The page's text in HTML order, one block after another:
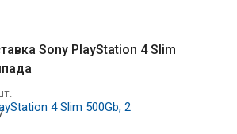
Sony PlayStation 4 Slim